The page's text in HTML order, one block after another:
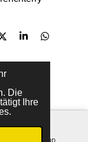
Die
Ihre
T
e
T
T
WhatsApp